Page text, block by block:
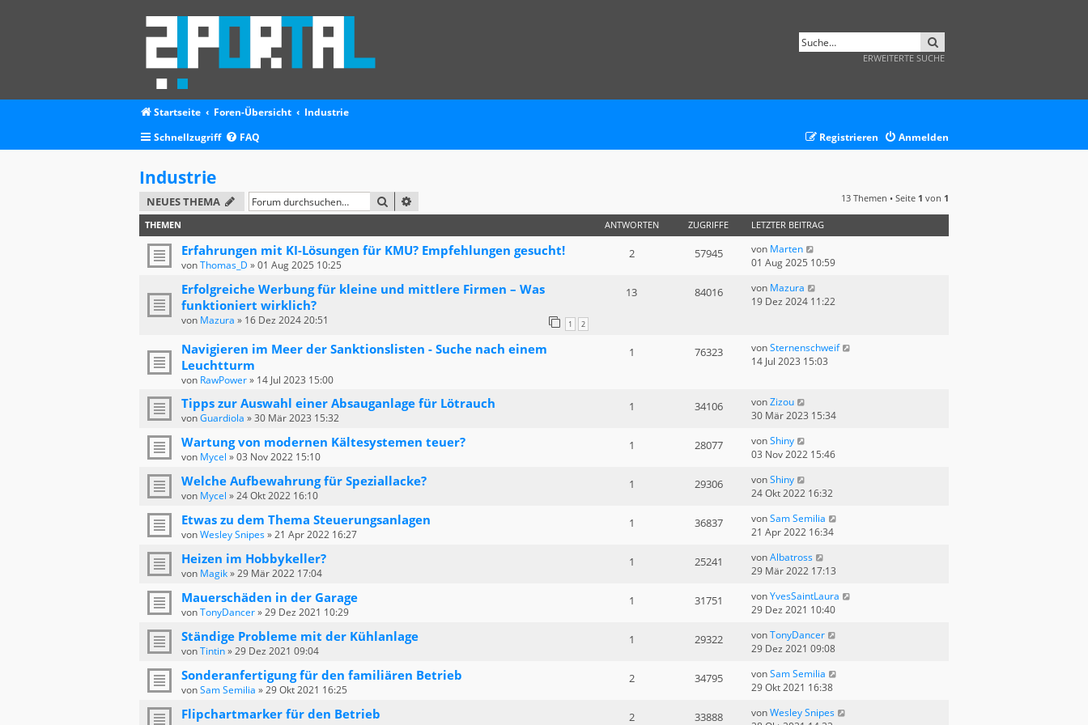
ERWEITERTE SUCHE
Startseite Foren-Übersicht
Industrie
Schnellzugriff
FAQ Anmelden
Registrieren
Industrie
NEUES THEMA SUCHE 13 Themen • Seite 1 von 1
THEMEN ANTWORTEN ZUGRIFFE LETZTER BEITRAG
Erfahrungen mit KI-Lösungen für KMU? Empfehlungen gesucht!
vonThomas_D »01 Aug 2025 10:25
2 57945 von Marten
01 Aug 2025 10:59
Erfolgreiche Werbung für kleine und mittlere Firmen – Was
funktioniert wirklich?
von Mazura » 16 Dez 2024 20:51 1 2
13 84016 von Mazura
19 Dez 2024 11:22
Navigieren im Meer der Sanktionslisten - Suche nach einem
Leuchtturm
von RawPower» 14 Jul 2023 15:00
1 76323 vonSternenschweif
14 Jul 2023 15:03
Tipps zur Auswahl einer Absauganlage für Lötrauch
vonGuardiola »30 Mär 2023 15:32
1 34106 vonZizou
30 Mär 2023 15:34
Wartung von modernen Kältesystemen teuer?
von Mycel »03 Nov 2022 15:10
1 28077 vonShiny
03 Nov 2022 15:46
Welche Aufbewahrung für Speziallacke?
von Mycel »24 Okt 2022 16:10
1 29306 vonShiny
24 Okt 2022 16:32
Etwas zu dem Thema Steuerungsanlagen
vonWesley Snipes»21 Apr 2022 16:27
1 36837 vonSam Semilia
21 Apr 2022 16:34
Heizen im Hobbykeller?
von Magik»29 Mär 2022 17:04
1 25241 vonAlbatross
29 Mär 2022 17:13
Mauerschäden in der Garage
vonTonyDancer»29 Dez 2021 10:29
1 31751 vonYvesSaintLaura
29 Dez 2021 10:40
Ständige Probleme mit der Kühlanlage
vonTintin»29 Dez 2021 09:04
1 29322 vonTonyDancer
29 Dez 2021 09:08
Sonderanfertigung für den familiären Betrieb
vonSam Semilia »29 Okt 2021 16:25
2 34795 vonSam Semilia
29 Okt 2021 16:38
Flipchartmarker für den Betrieb 2 33888 vonWesley Snipes